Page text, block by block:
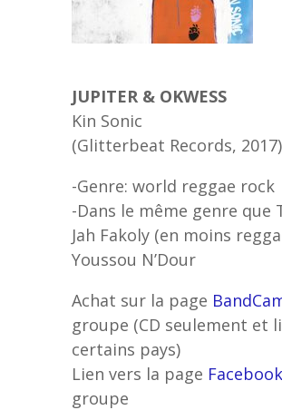
JUPITER & OKWESS
Kin Sonic
(Glitterbeat Records, 2017)
-Genre: world reggae rock
-Dans le même genre que
Jah Fakoly (en moins
Youssou N’Dour
Achat sur la page
groupe (CD seulement et
certains pays)
Lien vers la page Facebook
groupe